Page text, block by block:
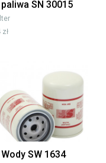
SN 30015
zł
SW 1634